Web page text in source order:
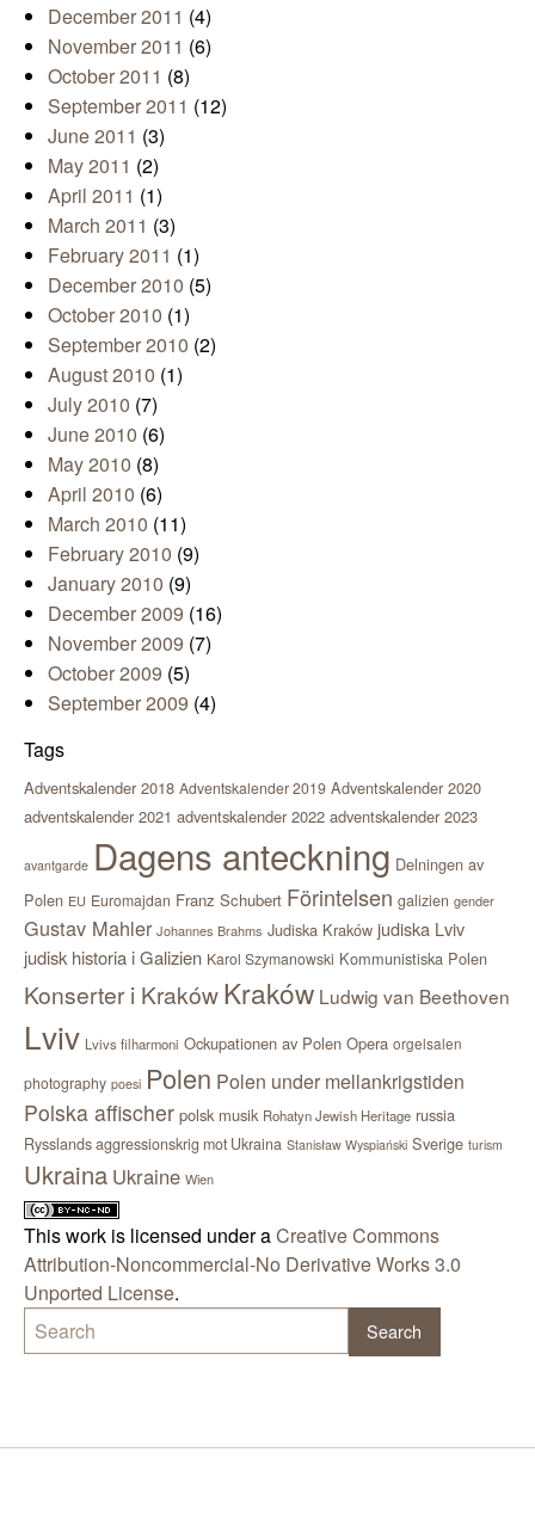
December 2011 (4)
November 2011 (6)
October 2011 (8)
September 2011 (12)
June 2011 (3)
May 2011 (2)
April 2011 (1)
March 2011 (3)
February 2011 (1)
December 2010 (5)
October 2010 (1)
September 2010 (2)
August 2010 (1)
July 2010 (7)
June 2010 (6)
May 2010 (8)
April 2010 (6)
March 2010 (11)
February 2010 (9)
January 2010 (9)
December 2009 (16)
November 2009 (7)
October 2009 (5)
September 2009 (4)
Tags
Adventskalender 2018 Adventskalender 2019 Adventskalender 2020
adventskalender 2021 adventskalender 2022 adventskalender 2023
avantgarde Dagens anteckning Delningen av
Polen EU Euromajdan Franz Schubert Förintelsen galizien gender
Gustav Mahler Johannes Brahms Judiska Kraków judiska Lviv
judisk historia i Galizien Karol Szymanowski Kommunistiska Polen
Konserter i KrakówKraków Ludwig van Beethoven
Lviv Lvivs filharmoni Ockupationen av Polen Opera orgelsalen
photography poesi Polen Polen under mellankrigstiden
Polska affischer polsk musik Rohatyn Jewish Heritage russia
Rysslands aggressionskrig mot Ukraina Stanisław Wyspiański Sverige turism
Ukraina Ukraine Wien
This work is licensed under aCreative Commons
Attribution-Noncommercial-No Derivative Works 3.0
Unported License.